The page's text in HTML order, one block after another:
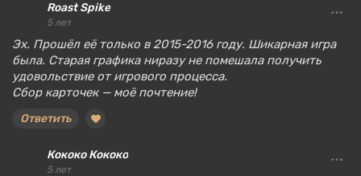
Roast Spike
5 лет
Эх. Прошёл её только в 2015-2016 году. Шикарная игра
была. Старая графика ниразу не помешала получить
удовольствие от игрового процесса.
Сбор карточек — моё почтение!
Ответить
Кококо Кококо
5 лет